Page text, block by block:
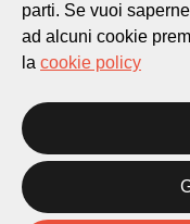
parti. Se vuoi
ad alcuni cookie
la cookie policy